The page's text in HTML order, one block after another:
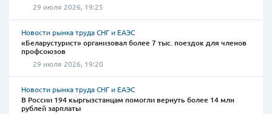
29 июля 2026, 19:25
Новости рынка труда СНГ и ЕАЭС
«Беларустурист» организовал более 7 тыс. поездок для членов
профсоюзов
29 июля 2026, 19:20
Новости рынка труда СНГ и ЕАЭС
В России 194 кыргызстанцам помогли вернуть более 14 млн
рублей зарплаты